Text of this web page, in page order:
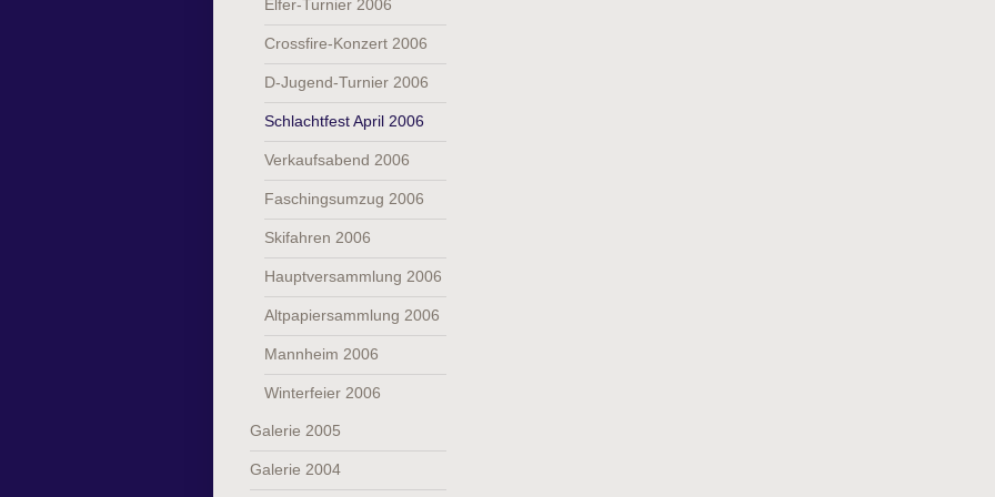
Elfer-Turnier 2006
Crossfire-Konzert 2006
D-Jugend-Turnier 2006
Schlachtfest April 2006
Verkaufsabend 2006
Faschingsumzug 2006
Skifahren 2006
Hauptversammlung 2006
Altpapiersammlung 2006
Mannheim 2006
Winterfeier 2006
Galerie 2005
Galerie 2004